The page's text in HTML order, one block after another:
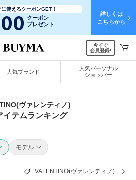
使えるクーポンGET！
クーポン
プレゼント
詳しくは
こちらから
今すぐ
会員登録!
人気ブランド
人気パーソナル
ショッパー
ヴァレンティノ)
イテムランキング
モデル
VALENTINO(ヴァレンティノ)